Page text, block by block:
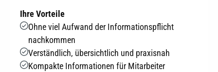
Ihre Vorteile
Ohne viel Aufwand der Informationspflicht
nachkommen
Verständlich, übersichtlich und praxisnah
Kompakte Informationen für Mitarbeiter